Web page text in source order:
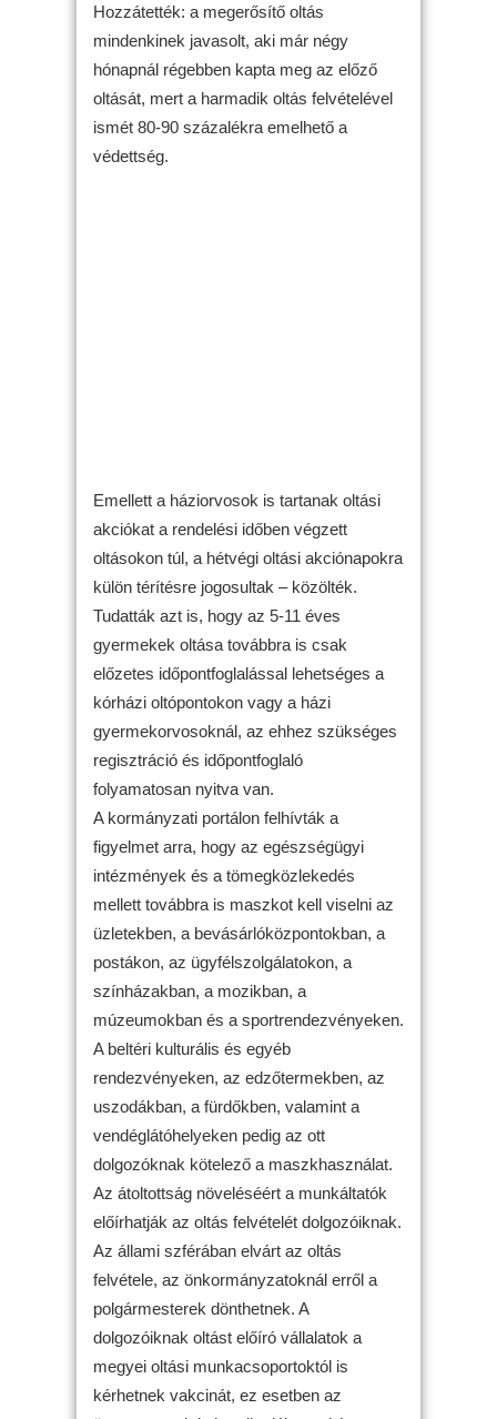
Hozzátették: a megerősítő oltás
mindenkinek javasolt, aki már négy
hónapnál régebben kapta meg az előző
oltását, mert a harmadik oltás felvételével
ismét 80-90 százalékra emelhető a
védettség.
Emellett a háziorvosok is tartanak oltási
akciókat a rendelési időben végzett
oltásokon túl, a hétvégi oltási akciónapokra
külön térítésre jogosultak – közölték.
Tudatták azt is, hogy az 5-11 éves
gyermekek oltása továbbra is csak
előzetes időpontfoglalással lehetséges a
kórházi oltópontokon vagy a házi
gyermekorvosoknál, az ehhez szükséges
regisztráció és időpontfoglaló
folyamatosan nyitva van.
A kormányzati portálon felhívták a
figyelmet arra, hogy az egészségügyi
intézmények és a tömegközlekedés
mellett továbbra is maszkot kell viselni az
üzletekben, a bevásárlóközpontokban, a
postákon, az ügyfélszolgálatokon, a
színházakban, a mozikban, a
múzeumokban és a sportrendezvényeken.
A beltéri kulturális és egyéb
rendezvényeken, az edzőtermekben, az
uszodákban, a fürdőkben, valamint a
vendéglátóhelyeken pedig az ott
dolgozóknak kötelező a maszkhasználat.
Az átoltottság növeléséért a munkáltatók
előírhatják az oltás felvételét dolgozóiknak.
Az állami szférában elvárt az oltás
felvétele, az önkormányzatoknál erről a
polgármesterek dönthetnek. A
dolgozóiknak oltást előíró vállalatok a
megyei oltási munkacsoportoktól is
kérhetnek vakcinát, ez esetben az